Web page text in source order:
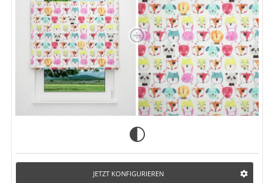
JETZT KONFIGURIEREN